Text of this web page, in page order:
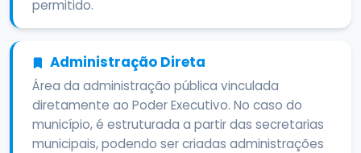
permitido.
Administração Direta
Área da administração pública vinculada
diretamente ao Poder Executivo. No caso do
município, é estruturada a partir das secretarias
municipais, podendo ser criadas administrações